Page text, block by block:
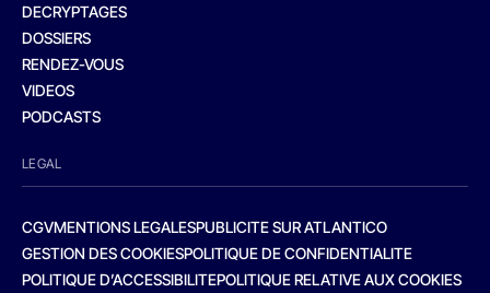
DECRYPTAGES
DOSSIERS
RENDEZ-VOUS
VIDEOS
PODCASTS
LEGAL
CGVMENTIONS LEGALESPUBLICITE SUR ATLANTICO
GESTION DES COOKIESPOLITIQUE DE CONFIDENTIALITE
POLITIQUE D’ACCESSIBILITEPOLITIQUE RELATIVE AUX COOKIES